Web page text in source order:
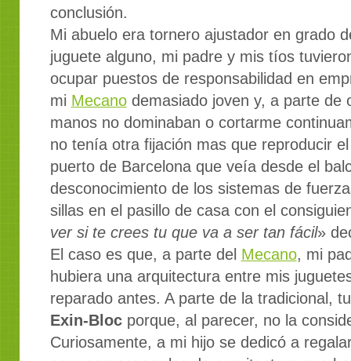
conclusión.
Mi abuelo era tornero ajustador en grado
juguete alguno, mi padre y mis tíos
ocupar puestos de responsabilidad en
mi Mecanodemasiado joven y, a parte de
manos no dominaban o cortarme
no tenía otra fijación mas que reproducir
puerto de Barcelona que veía desde el
desconocimiento de los sistemas de
sillas en el pasillo de casa con el
ver si te crees tu que va a ser tan fácil»
El caso es que, a parte del Mecano, mi
hubiera una arquitectura entre mis
reparado antes. A parte de la tradicional,
Exin-Blocporque, al parecer, no la
Curiosamente, a mi hijo se dedicó a